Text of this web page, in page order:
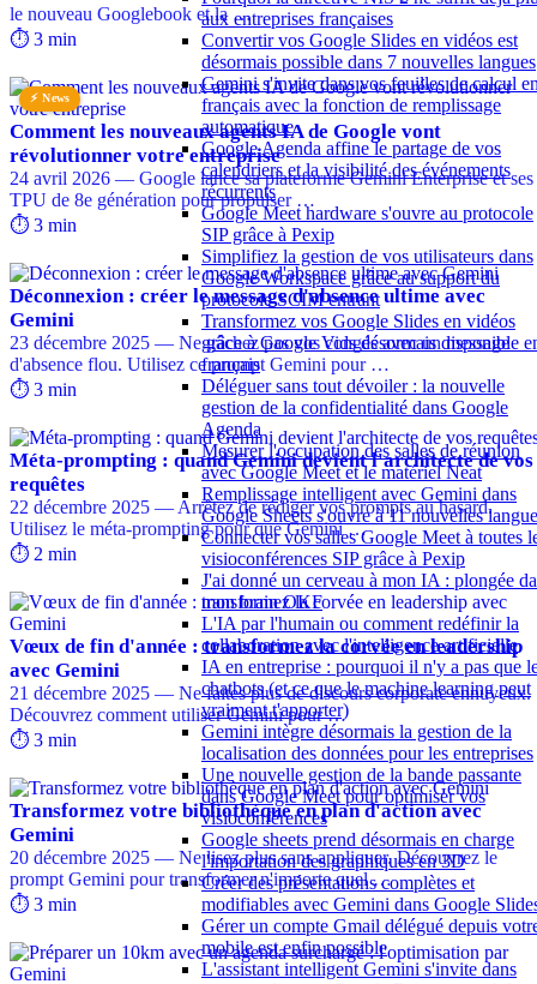
aux entreprises françaises
Convertir vos Google Slides en vidéos est
désormais possible dans 7 nouvelles langues
Gemini s'invite dans vos feuilles de calcul
français avec la fonction de remplissage
automatique
Google Agenda affine le partage de vos
calendriers et la visibilité des événements
récurrents
Google Meet hardware s'ouvre au protocole
SIP grâce à Pexip
Simplifiez la gestion de vos utilisateurs dans
Google Workspace grâce au support du
protocole SCIM entrant
Transformez vos Google Slides en vidéos
grâce à Google Vids désormais disponible
français
Déléguer sans tout dévoiler : la nouvelle
gestion de la confidentialité dans Google
Agenda
Mesurer l'occupation des salles de réunion
avec Google Meet et le matériel Neat
Remplissage intelligent avec Gemini dans
Google Sheets s'ouvre à 11 nouvelles
Connecter vos salles Google Meet à toutes
visioconférences SIP grâce à Pexip
J'ai donné un cerveau à mon IA : plongée
mon brain OKF
L'IA par l'humain ou comment redéfinir la
collaboration avec l'intelligence artificielle
IA en entreprise : pourquoi il n'y a pas que
chatbots (et ce que le machine learning peut
vraiment t'apporter)
Gemini intègre désormais la gestion de la
localisation des données pour les entreprises
Une nouvelle gestion de la bande passante
dans Google Meet pour optimiser vos
visioconférences
Google sheets prend désormais en charge
l'importation des graphiques en 3D
Créer des présentations complètes et
modifiables avec Gemini dans Google
Gérer un compte Gmail délégué depuis
mobile est enfin possible
L'assistant intelligent Gemini s'invite dans
le nouveau Googlebook et la …
⏱️ 3 min
⚡ News
Comment les nouveaux agents IA de Google vont
révolutionner votre entreprise
24 avril 2026 — Google lance sa plateforme Gemini Enterprise et ses
TPU de 8e génération pour propulser …
⏱️ 3 min
Déconnexion : créer le message d'absence ultime avec
Gemini
23 décembre 2025 — Ne gâchez pas vos congés avec un message
d'absence flou. Utilisez ce prompt Gemini pour …
⏱️ 3 min
Méta-prompting : quand Gemini devient l'architecte de vos
requêtes
22 décembre 2025 — Arrêtez de rédiger vos prompts au hasard.
Utilisez le méta-prompting pour que Gemini …
⏱️ 2 min
Vœux de fin d'année : transformez la corvée en leadership
avec Gemini
21 décembre 2025 — Ne faites plus de discours corporate ennuyeux.
Découvrez comment utiliser Gemini pour …
⏱️ 3 min
Transformez votre bibliothèque en plan d'action avec
Gemini
20 décembre 2025 — Ne lisez plus sans appliquer. Découvrez le
prompt Gemini pour transformer n'importe quel …
⏱️ 3 min